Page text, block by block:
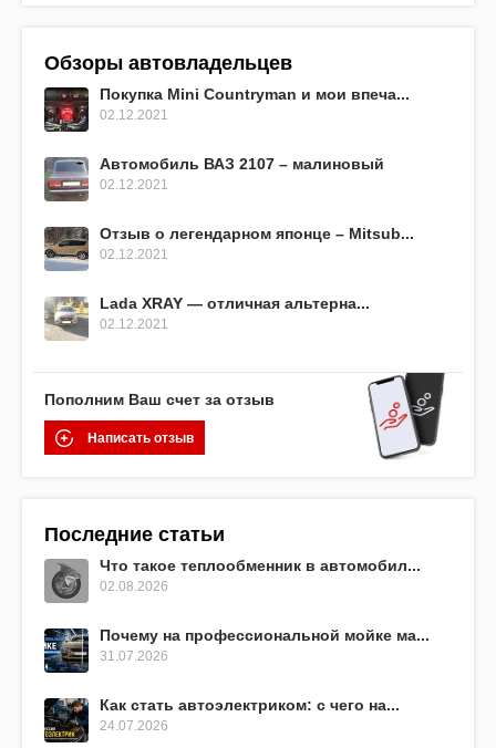
Обзоры автовладельцев
Покупка Mini Countryman и мои впеча...
02.12.2021
Автомобиль ВАЗ 2107 – малиновый
02.12.2021
Отзыв о легендарном японце – Mitsub...
02.12.2021
Lada XRAY — отличная альтерна...
02.12.2021
Пополним Ваш счет за отзыв
Написать отзыв
Последние статьи
Что такое теплообменник в автомобил...
02.08.2026
Почему на профессиональной мойке ма...
31.07.2026
Как стать автоэлектриком: с чего на...
24.07.2026